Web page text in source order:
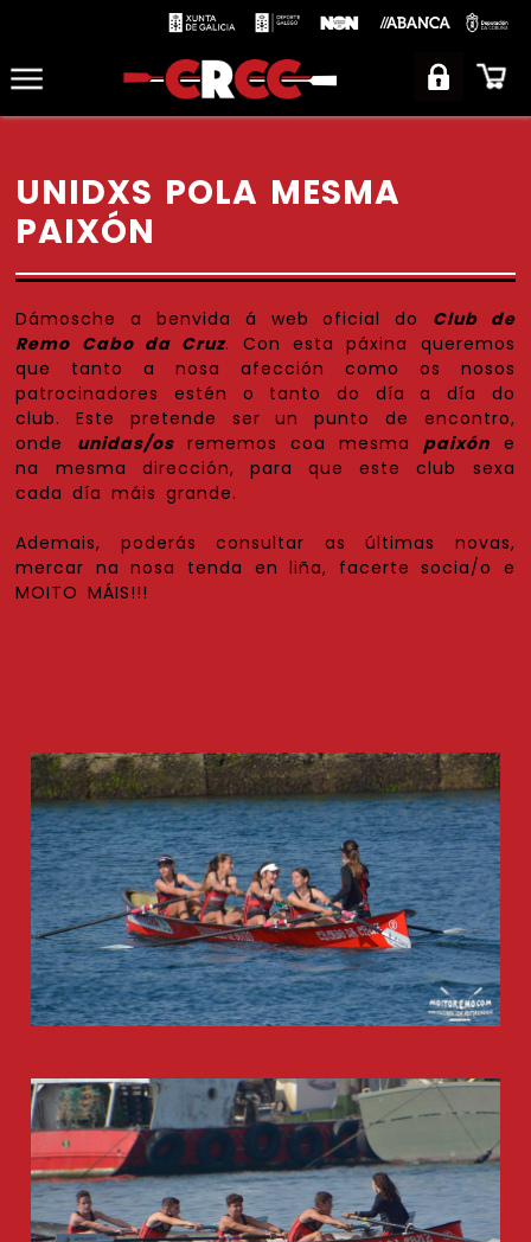
UNIDXS POLA MESMA
PAIXÓN
Dámosche a benvida á web oficial do Club de
Remo Cabo da Cruz. Con esta páxina queremos
que tanto a nosa afección como os nosos
patrocinadores estén o tanto do día a día do
club. Este pretende ser un punto de encontro,
onde unidas/osrememos coa mesmapaixón e
na mesma dirección, para que este club sexa
cada día máis grande.
Ademais, poderás consultar as últimas novas,
mercar na nosa tenda en liña, facerte socia/o e
MOITO MÁIS!!!